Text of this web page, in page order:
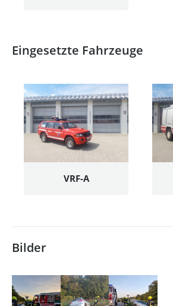
Eingesetzte Fahrzeuge
VRF-A
Bilder